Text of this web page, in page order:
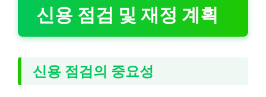
신용 점검 및 재정 계획
신용 점검의 중요성